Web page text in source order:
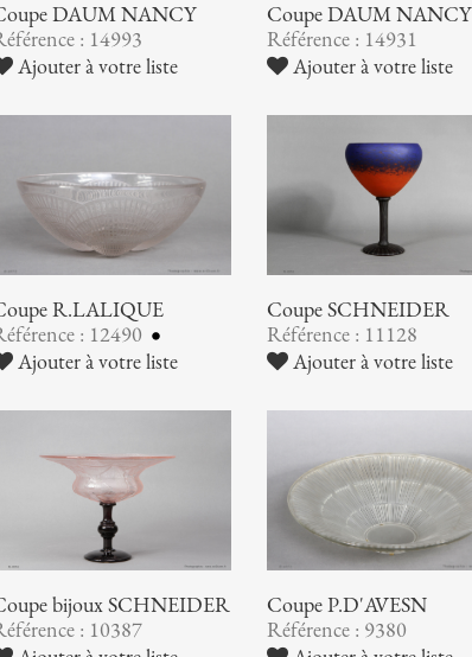
DAUM NANCY
: 14993
Ajouter à votre liste
Coupe DAUM NANCY
Référence : 14931
Ajouter à votre liste
R.LALIQUE
: 12490
Ajouter à votre liste
Coupe SCHNEIDER
Référence : 11128
Ajouter à votre liste
bijoux SCHNEIDER
: 10387
Coupe P.D'AVESN
Référence : 9380